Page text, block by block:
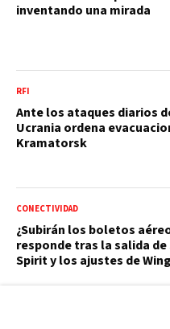
inventando una mirada
RFI
Ante los ataques diarios
Ucrania ordena
Kramatorsk
CONECTIVIDAD
¿Subirán los boletos
responde tras la salida
Spirit y los ajustes de